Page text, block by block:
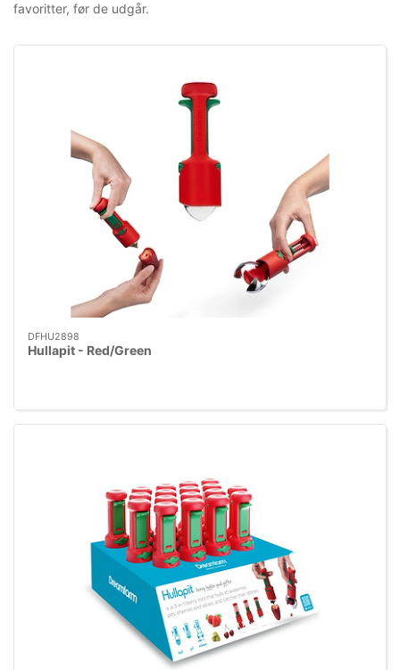
favoritter, før de udgår.
DFHU2898
Hullapit - Red/Green